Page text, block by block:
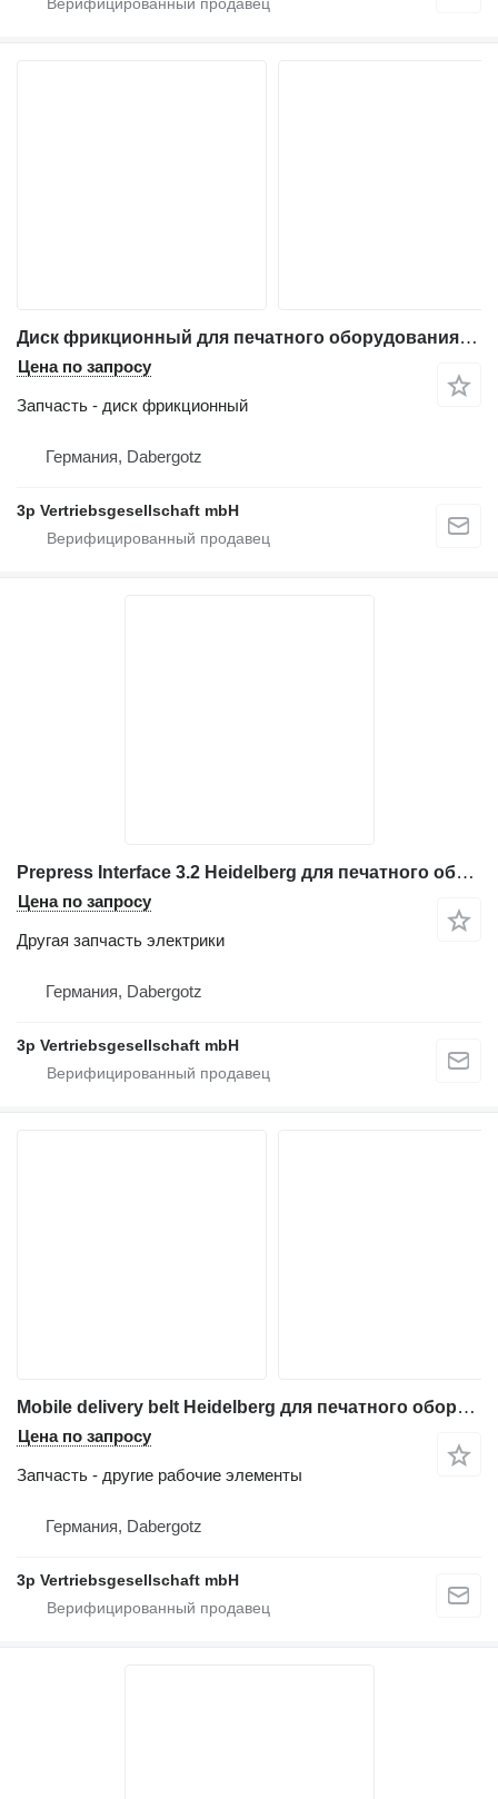
Диск фрикционный для печатного оборудования Heidelberg Stahlfolder
Цена по запросу
Запчасть - диск фрикционный
Германия, Dabergotz
3p Vertriebsgesellschaft mbH
Prepress Interface 3.2 Heidelberg для печатного оборудования
Цена по запросу
Другая запчасть электрики
Германия, Dabergotz
3p Vertriebsgesellschaft mbH
Mobile delivery belt Heidelberg для печатного оборудования Heidelberg ST 350
Цена по запросу
Запчасть - другие рабочие элементы
Германия, Dabergotz
3p Vertriebsgesellschaft mbH